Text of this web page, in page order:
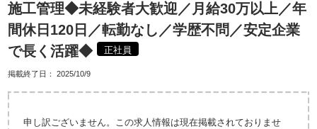
施工管理◆未経験者大歓迎／月給30万以上／年
間休日120日／転勤なし／学歴不問／安定企業
で長く活躍◆
正社員
掲載終了日： 2025/10/9
申し訳ございません。この求人情報は現在掲載されておりませ